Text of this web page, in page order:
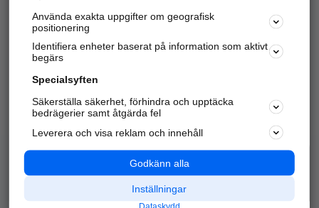
Kom igång och annonsera mot
samarbetspartners nära dig.
Alla kategorier
Populära sökningar
API & Kartor
Annonsera
Integritet
Nödnummer
Använda exakta uppgifter om geografisk
positionering
Identifiera enheter baserat på information som aktivt
begärs
Specialsyften
Säkerställa säkerhet, förhindra och upptäcka
bedrägerier samt åtgärda fel
Leverera och visa reklam och innehåll
Godkänn alla
Inställningar
Dataskydd